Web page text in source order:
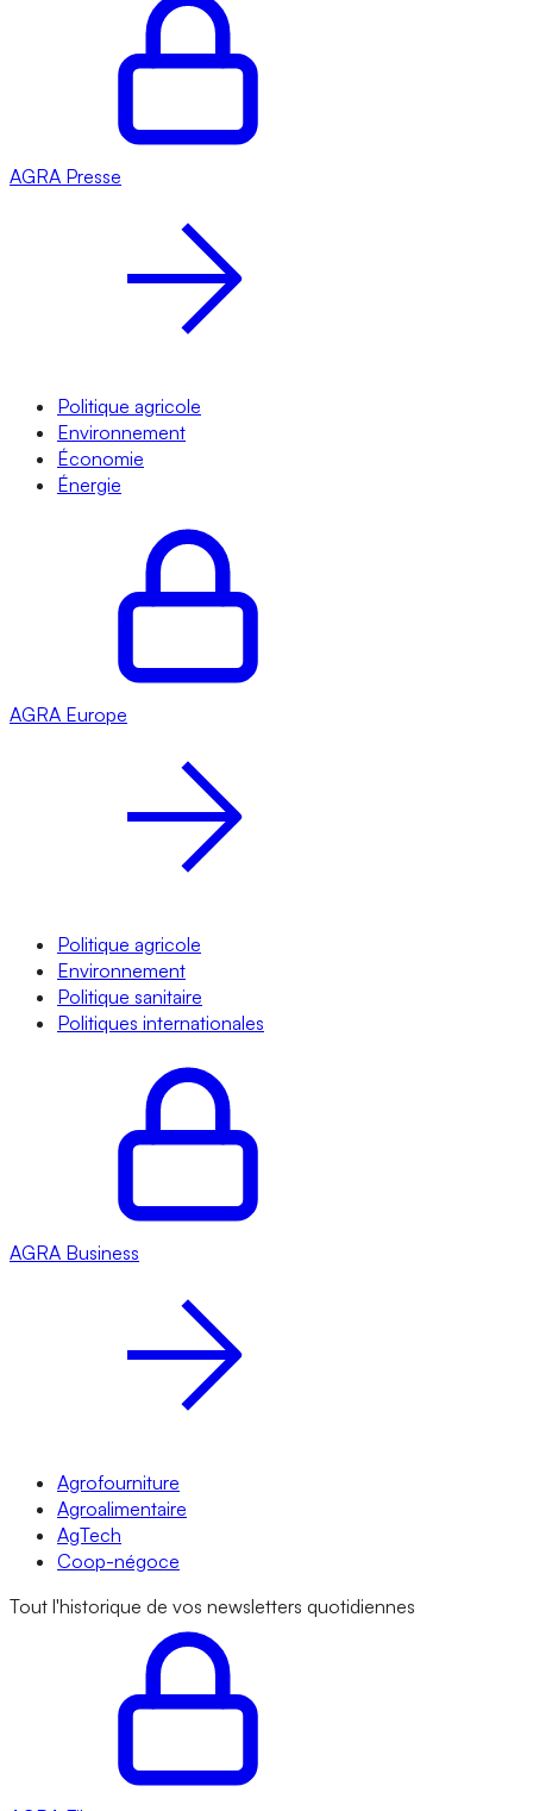
AGRA Presse
Politique agricole
Environnement
Économie
Énergie
AGRA Europe
Politique agricole
Environnement
Politique sanitaire
Politiques internationales
AGRA Business
Agrofourniture
Agroalimentaire
AgTech
Coop-négoce
Tout l'historique de vos newsletters quotidiennes